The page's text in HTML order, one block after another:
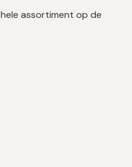
assortiment op de